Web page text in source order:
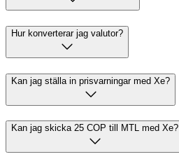
Hur konverterar jag valutor?
Kan jag ställa in prisvarningar med Xe?
Kan jag skicka 25 COP till MTL med Xe?